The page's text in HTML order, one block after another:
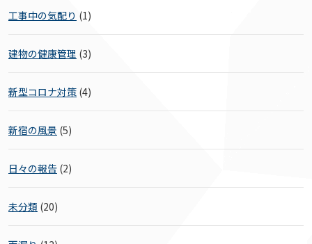
工事中の気配り (1)
建物の健康管理 (3)
新型コロナ対策 (4)
新宿の風景 (5)
日々の報告 (2)
未分類 (20)